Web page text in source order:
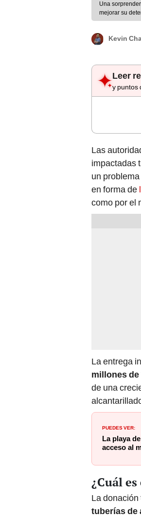
Una
mejorar su
Kevin
Leer
y puntos
Las
impactadas
un
en forma de
como por el
La entrega
millones de
de una
PUEDES VER:
La playa
acceso al
¿Cuál
La
tuberías de